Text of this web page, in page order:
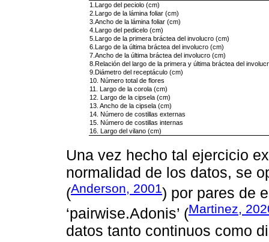
1.Largo del peciolo (cm)
2.Largo de la lámina foliar (cm)
3.Ancho de la lámina foliar (cm)
4.Largo del pedicelo (cm)
5.Largo de la primera bráctea del involucro (cm)
6.Largo de la última bráctea del involucro (cm)
7.Ancho de la última bráctea del involucro (cm)
8.Relación del largo de la primera y última bráctea del
9.Diámetro del receptáculo (cm)
10. Número total de flores
11. Largo de la corola (cm)
12. Largo de la cipsela (cm)
13. Ancho de la cipsela (cm)
14. Número de costillas externas
15. Número de costillas internas
16. Largo del vilano (cm)
Una vez hecho tal ejercicio
normalidad de los datos, se
(Anderson, 2001) por pares de
‘pairwise.Adonis’ (Martinez,
datos tanto continuos como